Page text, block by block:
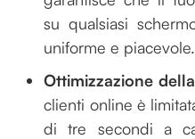
su qualsiasi
uniforme e piacevole.
Ottimizzazione
clienti online è
di tre secondi a